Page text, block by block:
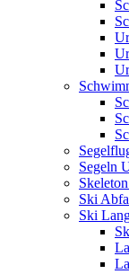
Segeln
Ski
Ski